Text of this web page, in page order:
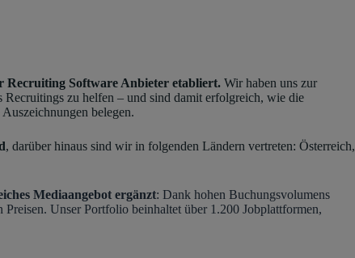
Recruiting Software Anbieter etabliert. Wir haben uns zur
zu helfen – und sind damit erfolgreich, wie die
belegen.
, darüber hinaus sind wir in folgenden Ländern vertreten: Österreich,
Mediaangebot ergänzt: Dank hohen Buchungsvolumens
Unser Portfolio beinhaltet über 1.200 Jobplattformen,